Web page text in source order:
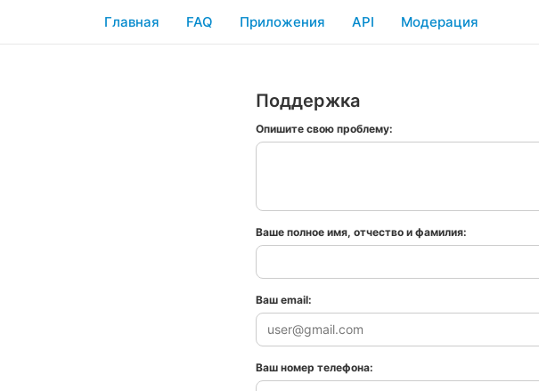
Главная FAQ Приложения API Модерация
Поддержка
Опишите свою проблему:
Ваше полное имя, отчество и фамилия:
Ваш email:
Ваш номер телефона: